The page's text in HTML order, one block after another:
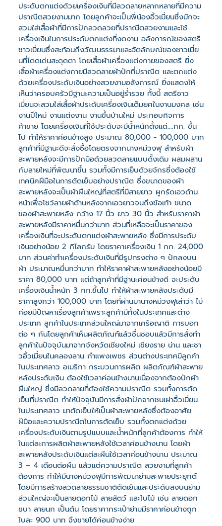
ประดับตกแต่งด้วยเครื่องเงินที่มีลวดลายหลากหลายที่มีความ
ปราณีตสวยงามมาก โดยลูกค้าจะเป็นพี่น้องอิ้วเมี่ยนซึ่งมักจะ
สวมใส่เสื้อผ้าที่มีการปักลวดลวยที่ปราณีตสวยงามและใช้
เครื่องเงินในการประดับตกแต่งที่งดงาม อลังการณ์ของสตรี
ชาวเมี่ยนซึ่งสะท้อนถึงวัฒนธรรมาและอัตลักษณ์ของชาวเมี่ย
นที่โดดเด่นสะดุดตา โดยเสื้อผ้าเครื่องแต่งกายของสตรี ยิ่ง
เสื้อผ้าเครื่องแต่งกายมีลวดลายผ้าปักที่ปราณีต และตกแต่ง
ด้วยเครื่องประดับเงินอย่างสวยงามอลังการณ์ ยิ่งแสดงให้
เห็นว่าครอบครัวมีฐานะความเป็นอยู่ร่ำรวย ทั้งนี้ สตรีชาว
เมี่ยนจะสวมใส่เสื้อผ้าประดับเครื่องเงินเต็มยศในงานมงคล เช่น
งานปีใหม่ งานแต่งงาน งานขึ้นบ้านใหม่ ประกอบกิจการ
ค้าขาย โดยเครื่องเงินที่ใช้ประดับจะมีน้ำหนักตั้งแต่....กก. ขึ้น
ไป ทำให้ราคาค่อนข้างสูง ประมาณ 80,000 - 100,000 บาท
ลูกค้าที่มีฐานะดีจะสั่งซื้อโดยตรงจากนางหม่วงฟุ สำหรับผ้า
สะพายหลังจะมีการปักมือด้วยลวดลายแบบดั้งเดิม ผสมผสาน
กับลายใหม่ที่พัฒนาขึ้น รวมทั้งมีการเย็บด้วยจักรซึ่งต้องใช้
เทคนิคฝีมือในการตัดเย็บอย่างปราณีต ซึ่งขนาดของผ้า
สะพายหลังจะเป็นผ้าผืนใหญ่ที่สตรีที่มีสายยาว ผูกรัดเอวด้าน
หน้าเพื่อโชว์ลายผ้าด้านหลังจากเอวยาวจนถึงข้อเท้า ขนาด
ของผ้าสะพายหลัง กว้าง 17 นิ้ว ยาว 30 นิ้ว สำหรับราคาผ้า
สะพายหลังมีราคาหมื่นกว่าบาท ส่วนที่เหลือจะเป็นราคาของ
เครื่องเงินที่จะประดับตกแต่งผ้าสะพายหลัง ซึ่งมีการประดับ
เงินอย่างน้อย 2 กิโลกรัม โดยราคาเครื่องเงิน 1 กก. 24,000
บาท ส่วนค่าทำเครื่องประดับเงินที่มีรูปทรงต่าง ๆ ปักลงบน
ผ้า ประมาณหมื่นกว่าบาท ทำให้ราคาผ้าสะพายหลังอย่างน้อยมี
ราคา 80,000 บาท แต่ถ้าลูกค้าที่มีฐานะค่อนข้างดี จะประดับ
เครื่องเงินน้ำหนัก 3 กก.ขึ้นไป ทำให้ผ้าสะพายหลังประดับมี
ราคาสูงกว่า 100,000 บาท โดยที่ผ่านมานางหม่วงฟุเล่าว่า ไม่
ค่อยมีปัญหาเรื่องลูกค้าเพราะลูกค้ามีทั้งในประเทศและต่าง
ประเทศ ลูกค้าในประเทศส่วนใหญ่มาจากเครือญาติ การบอก
ต่อ ๆ กันโดยลูกค้าเห็นผลิตภัณฑ์แล้วชื่นชอบแล้วมีการสั่งทำ
ลูกค้าในปัจจุบันมาจากจังหวัดเชียงใหม่ เชียงราย น่าน และชา
วอิ้วเมี่ยนในคลองลาน กำแพงเพชร ส่วนต่างประเทศมีลูกค้า
ในประเทศลาว อเมริกา กระบวนการผลิต ผลิตภัณฑ์ผ้าสะพาย
หลังประดับเงิน ต้องใช้เวลาค่อนข้างนานเนื่องจากต้องปักผ้า
ผืนใหญ่ ซึ่งมีลวดลายที่ต้องใช้ความปราณีต รวมทั้งการตัด
เย็บที่ปราณีต ทำให้ปัจจุบันมีการสั่งผ้าปักจากชนเผ่าอิ้วเมี่ยน
ในประเทศลาว มาตัดเย็บให้เป็นผ้าสะพายหลังซึ่งต้องอาศัย
ฝีมือและความปราณีตในการตัดเย็บ รวมทั้งตกแต่งด้วย
เครื่องประดับเงินตามรูปแบบและน้ำหนักที่ลูกค้าต้องการ ทำให้
ในแต่ละการผลิตผ้าสะพายหลังใช้เวลาค่อนข้างนาน โดยผ้า
สะพายหลังประดับเงินแต่ละผืนใช้เวลาค่อนข้างนาน ประมาณ
3 – 4 เดือนต่อผืน แล้วแต่ความปราณีต สวยงามที่ลูกค้า
ต้องการ ทำให้มีนางหม่วงฟุมีการพัฒนาย่ามสะพายประยุกต์
โดยมีการสร้างลวดลายธรรมชาติตัดเย็นและประดับลงบนย่าม
ส่วนใหญ่จะเป็นลายดอกไม้ ลายสัตว์ และใบไม้ เช่น ลายดอก
ชบา ลายนก เป็นต้น โดยราคากระเป๋าย่ามมีราคาค่อนข้างถูก
ใบละ 900 บาท จึงขายได้ค่อนข้างง่าย